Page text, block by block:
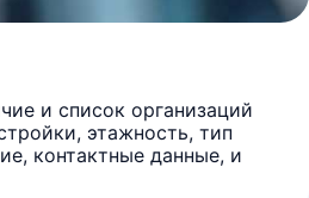
и список организаций
этажность, тип
контактные данные, и